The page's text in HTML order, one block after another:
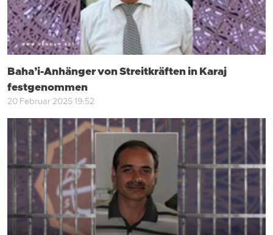
Baha’i-Anhänger von Streitkräften in Karaj
festgenommen
20 Februar 2025 19:52